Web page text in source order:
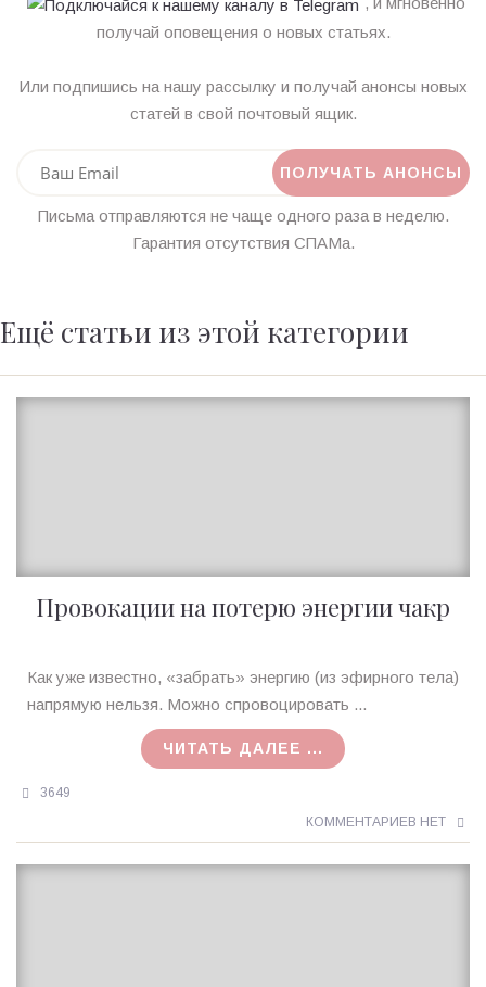
получай оповещения о новых статьях.
Или подпишись на нашу рассылку и получай анонсы новых
статей в свой почтовый ящик.
Письма отправляются не чаще одного раза в неделю.
Гарантия отсутствия СПАМа.
Ещё статьи из этой категории
Провокации на потерю энергии чакр
Ирина
MagicTantra
Как уже известно, «забрать» энергию (из эфирного тела)
напрямую нельзя. Можно спровоцировать ...
ЧИТАТЬ ДАЛЕЕ ...
3649
КОММЕНТАРИЕВ НЕТ